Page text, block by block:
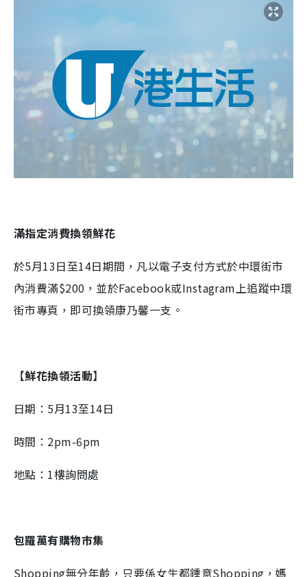
滿指定消費換領鮮花
於5月13日至14日期間，凡以電子支付方式於中環街市
內消費滿$200，並於Facebook或Instagram上追蹤中環
街市專頁，即可換領康乃馨一支。
【鮮花換領活動】
日期：5月13至14日
時間：2pm-6pm
地點：1樓詢問處
包羅萬有購物市集
Shopping無分年齡，只要係女生都鍾意Shopping，媽